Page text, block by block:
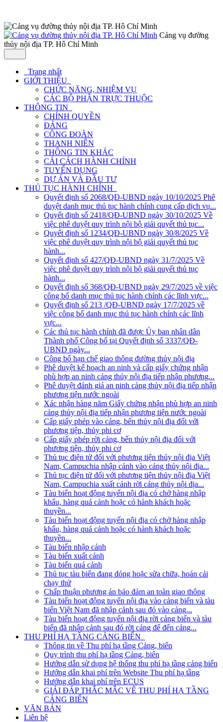
Cảng vụ đường
thủy nội địa TP. Hô Chí Minh
Trang nhất
GIỚI THIỆU
CHỨC NĂNG, NHIỆM VỤ
CÁC BỘ PHẬN TRỰC THUỘC
THÔNG TIN
CHÍNH QUYỀN
ĐẢNG
CÔNG ĐOÀN
THANH NIÊN
THÔNG TIN KHÁC
CẢI CÁCH HÀNH CHÍNH
TUYỂN DỤNG
DỰ ÁN VÀ ĐẦU TƯ
THỦ TỤC HÀNH CHÍNH
Quyết định số 2068/QĐ-UBND ngày 10/10/2025 Phê
duyệt danh mục thủ tục hành chính cung cấp dịch vụ...
Quyết định số 2418/QĐ-UBND ngày 30/10/2025 Về
việc phê duyệt quy trình nội bộ giải quyết thủ tục...
Quyết định số 1234/QĐ-UBND ngày 30/8/2025 Về
việc phê duyệt quy trình nội bộ giải quyết thủ tục
hành...
Quyết định số 427/QĐ-UBND ngày 31/7/2025 Về
việc phê duyệt quy trình nội bộ giải quyết thủ tục
hành...
Quyết định số 368/QĐ-UBND ngày 29/7/2025 về việc
công bố danh mục thủ tục hành chính các lĩnh vực...
Quyết định số 213 /QĐ-UBND ngày 17/7/2025 về
việc công bố danh mục thủ tục hành chính các lĩnh
vực...
Các thủ tục hành chính đã được Ủy ban nhân dân
Thành phố Công bố tại Quyết định số 3337/QĐ-
UBND ngày...
Công bố hạn chế giao thông đường thủy nội địa
Phê duyệt kế hoạch an ninh và cấp giấy chứng nhận
phù hợp an ninh cảng thủy nội địa tiếp nhận phương...
Phê duyệt đánh giá an ninh cảng thủy nội địa tiếp nhận
phương tiện nước ngoài
Xác nhận hàng năm Giấy chứng nhận phù hợp an ninh
cảng thủy nội địa tiếp nhận phương tiện nước ngoài
Cấp giấy phép vào cảng, bến thủy nội địa đối với
phương tiện, thủy phi cơ
Cấp giấy phép rời cảng, bến thủy nội địa đối với
phương tiện, thủy phi cơ
Thủ tục điện tử đối với phương tiện thủy nội địa Việt
Nam, Campuchia nhập cảnh vào cảng thủy nội địa...
Thủ tục điện tử đối với phương tiện thủy nội địa Việt
Nam, Campuchia xuất cảnh rời cảng thủy nội địa...
Tàu biển hoạt động tuyến nội địa có chở hàng nhập
khẩu, hàng quá cảnh hoặc có hành khách hoặc
thuyền...
Tàu biển hoạt động tuyến nội địa có chở hàng nhập
khẩu, hàng quá cảnh hoặc có hành khách hoặc
thuyền...
Tàu biển nhập cảnh
Tàu biển xuất cảnh
Tàu biển quá cảnh
Thủ tục tàu biển đang đóng hoặc sửa chữa, hoán cải
chạy thử
Chấp thuận phương án bảo đảm an toàn giao thông
Tàu biển hoạt động tuyến nội địa vào cảng biển và tàu
biển Việt Nam đã nhập cảnh sau đó vào cảng...
Tàu biển hoạt động tuyến nội địa rời cảng biển và tàu
biển đã nhập cảnh sau đó rời cảng để đến cảng...
THU PHÍ HẠ TẦNG CẢNG BIỂN
Thông tin về Thu phí hạ tầng Cảng, biển
Quy trình thu phí hạ tầng Cảng, biển
Hướng dẫn sử dụng hệ thống thu phí hạ tầng cảng biển
Hướng dẫn khai phí trên Website Thu phí hạ tầng
Hướng dẫn khai phí trên ECUS
GIẢI ĐÁP THẮC MẮC VÊ THU PHÍ HẠ TẦNG
CẢNG BIỂN
VĂN BẢN
Liên hệ